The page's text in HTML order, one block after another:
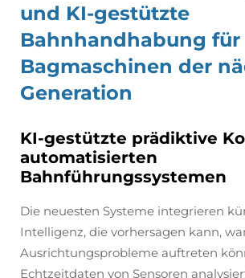
und KI-gestützte
Bahnhandhabung für
Bagmaschinen der
Generation
KI-gestützte prädiktive
automatisierten
Bahnführungssystemen
Die neuesten Systeme integrieren
Intelligenz, die vorhersagen kann,
Ausrichtungsprobleme auftreten
Echtzeitdaten von Sensoren